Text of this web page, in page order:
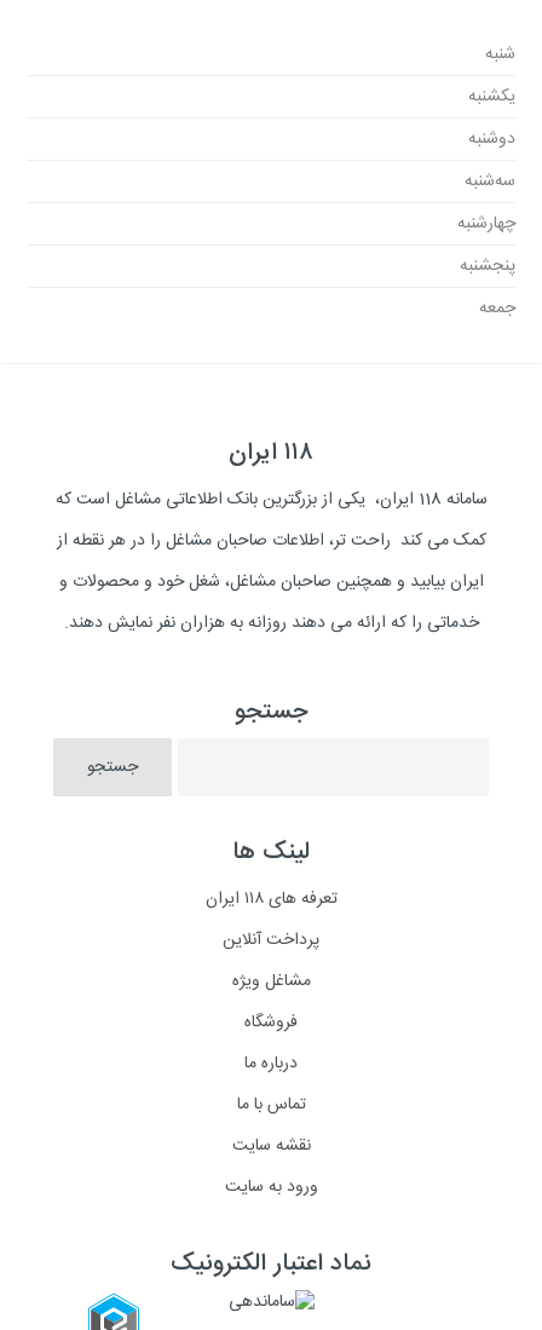
شنبه
یکشنبه
دوشنبه
سه‌شنبه
چهارشنبه
پنجشنبه
جمعه
۱۱۸ ایران
سامانه 118 ایران، یکی از بزرگترین بانک اطلاعاتی مشاغل است که
کمک می کند راحت تر، اطلاعات صاحبان مشاغل را در هر نقطه از
ایران بیابید و همچنین صاحبان مشاغل، شغل خود و محصولات و
خدماتی را که ارائه می دهند روزانه به هزاران نفر نمایش دهند.
جستجو
لینک ها
تعرفه های ۱۱۸ ایران
پرداخت آنلاین
مشاغل ویژه
فروشگاه
درباره ما
تماس با ما
نقشه سایت
ورود به سایت
نماد اعتبار الکترونیک